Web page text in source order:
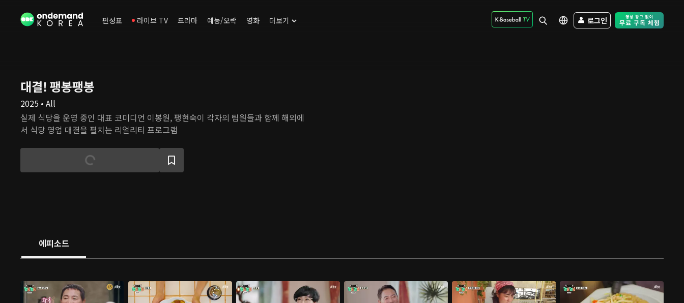
편성표 라이브 TV 드라마 예능/오락 영화 더보기 로그인 Free Trial -
대결! 팽봉팽봉
2025 • All
실제 식당을 운영 중인 대표 코미디언 이봉원, 팽현숙이 각자의 팀원들과 함께 해외에
서 식당 영업 대결을 펼치는 리얼리티 프로그램
에피소드